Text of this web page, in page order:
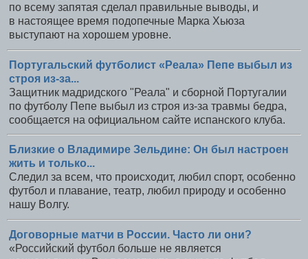
по всему запятая сделал правильные выводы, и
в настоящее время подопечные Марка Хьюза
выступают на хорошем уровне.
Португальский футболист «Реала» Пепе выбыл из
строя из-за...
Защитник мадридского "Реала" и сборной Португалии
по футболу Пепе выбыл из строя из-за травмы бедра,
сообщается на официальном сайте испанского клуба.
Близкие о Владимире Зельдине: Он был настроен
жить и только...
Следил за всем, что происходит, любил спорт, особенно
футбол и плавание, театр, любил природу и особенно
нашу Волгу.
Договорные матчи в России. Часто ли они?
«Российский футбол больше не является